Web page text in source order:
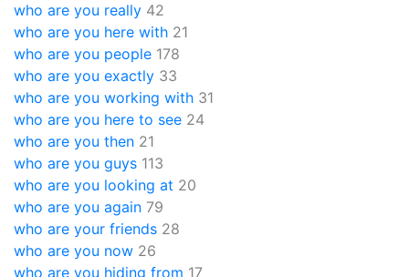
who are you really 42
who are you here with 21
who are you people 178
who are you exactly 33
who are you working with 31
who are you here to see 24
who are you then 21
who are you guys 113
who are you looking at 20
who are you again 79
who are your friends 28
who are you now 26
who are you hiding from 17